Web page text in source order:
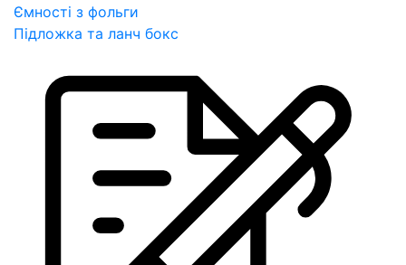
Ємності з фольги
Підложка та ланч бокс